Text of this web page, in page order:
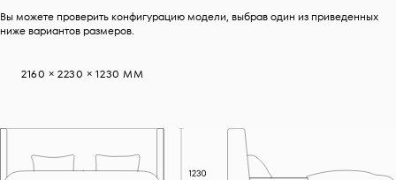
Вы можете проверить конфигурацию модели, выбрав один из приведенных
ниже вариантов размеров.
2160 × 2230 × 1230 ММ